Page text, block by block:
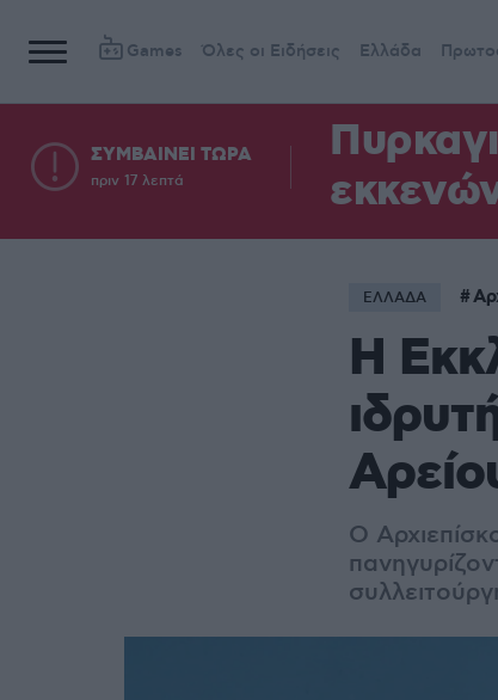
Games Όλες οι Ειδήσεις Ελλάδα
ΣΥΜΒΑΙΝΕΙ ΤΩΡΑ
πριν 17 λεπτά
ΕΛΛΑΔΑ
Η
Ο